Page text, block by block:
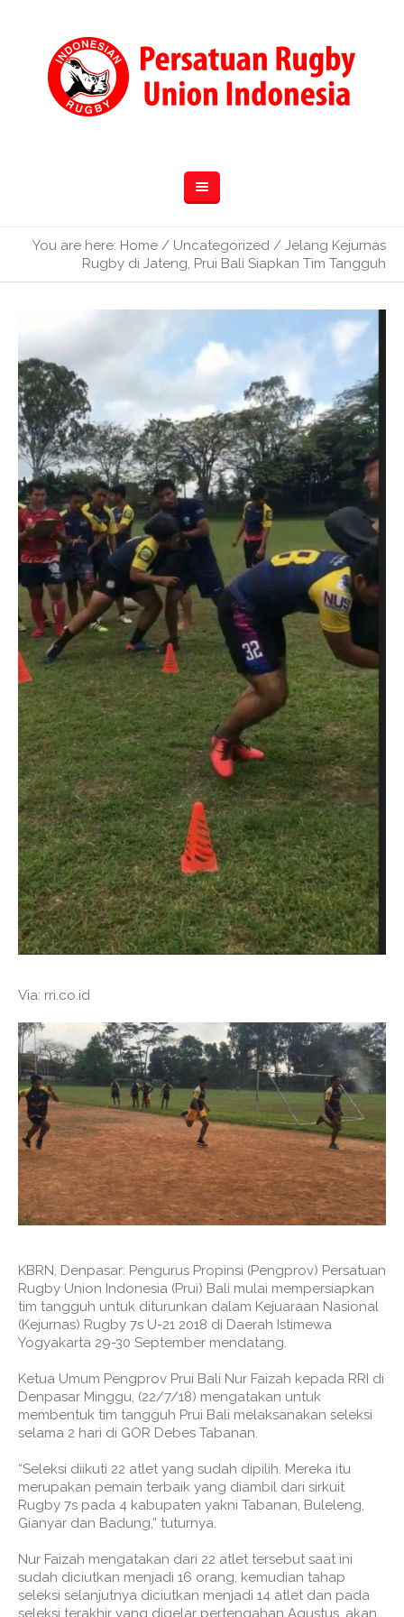
You are here: Home / Uncategorized / Jelang Kejurnas
Rugby di Jateng, Prui Bali Siapkan Tim Tangguh
Via: rri.co.id
KBRN, Denpasar: Pengurus Propinsi (Pengprov) Persatuan
Rugby Union Indonesia (Prui) Bali mulai mempersiapkan
tim tangguh untuk diturunkan dalam Kejuaraan Nasional
(Kejurnas) Rugby 7s U-21 2018 di Daerah Istimewa
Yogyakarta 29-30 September mendatang.
Ketua Umum Pengprov Prui Bali Nur Faizah kepada RRI di
Denpasar Minggu, (22/7/18) mengatakan untuk
membentuk tim tangguh Prui Bali melaksanakan seleksi
selama 2 hari di GOR Debes Tabanan.
“Seleksi diikuti 22 atlet yang sudah dipilih. Mereka itu
merupakan pemain terbaik yang diambil dari sirkuit
Rugby 7s pada 4 kabupaten yakni Tabanan, Buleleng,
Gianyar dan Badung,” tuturnya.
Nur Faizah mengatakan dari 22 atlet tersebut saat ini
sudah diciutkan menjadi 16 orang, kemudian tahap
seleksi selanjutnya diciutkan menjadi 14 atlet dan pada
seleksi terakhir yang digelar pertengahan Agustus, akan